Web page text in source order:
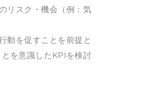
リスク・機会（例：気
動を促すことを前提と
を意識したKPIを検討